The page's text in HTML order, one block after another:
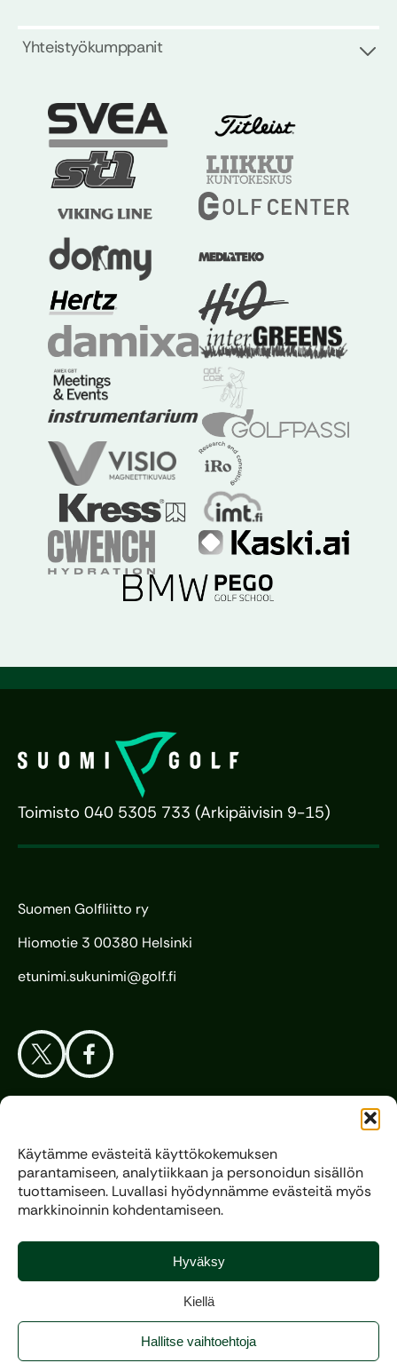
Käytämme evästeitä käyttökokemuksen
parantamiseen, analytiikkaan ja personoidun sisällön
tuottamiseen. Luvallasi hyödynnämme evästeitä myös
markkinoinnin kohdentamiseen.
Hyväksy
Kiellä
Hallitse vaihtoehtoja
Yhteistyökumppanit
Toimisto 040 5305 733 (Arkipäivisin 9-15)
Suomen Golfliitto ry
Hiomotie 3 00380 Helsinki
etunimi.sukunimi@golf.fi
Liitto
Kilpagolf
Copyright 2025, All rights reserved.
Evästeasetukset